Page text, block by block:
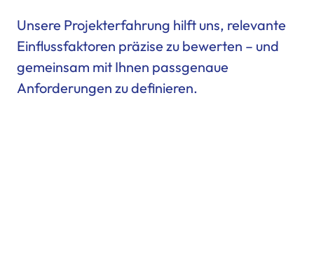
Unsere Projekterfahrung hilft uns, relevante
Einflussfaktoren präzise zu bewerten – und
gemeinsam mit Ihnen passgenaue
Anforderungen zu definieren.